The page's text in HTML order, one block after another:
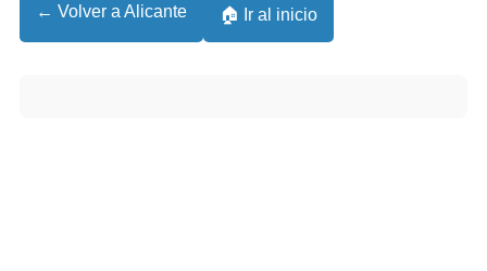
← Volver a Alicante 🏠 Ir al inicio